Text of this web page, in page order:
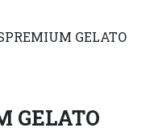
GELATO